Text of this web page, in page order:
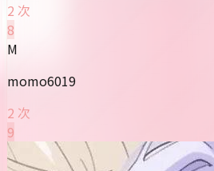
2 次
8
M
momo6019
2 次
9